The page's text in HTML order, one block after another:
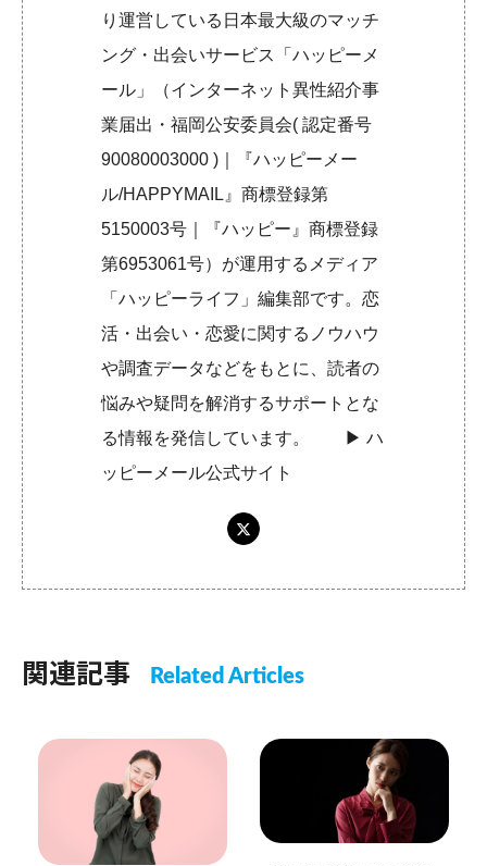
り運営している日本最大級のマッチ
ング・出会いサービス「ハッピーメ
ール」（インターネット異性紹介事
業届出・福岡公安委員会( 認定番号
90080003000 )｜『ハッピーメー
ル/HAPPYMAIL』商標登録第
5150003号｜『ハッピー』商標登録
第6953061号）が運用するメディア
「ハッピーライフ」編集部です。恋
活・出会い・恋愛に関するノウハウ
や調査データなどをもとに、読者の
悩みや疑問を解消するサポートとな
る情報を発信しています。 ▶︎ハ
ッピーメール公式サイト
関連記事 Related Articles